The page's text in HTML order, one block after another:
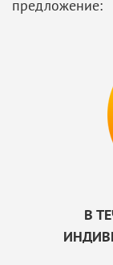
предложение:
В